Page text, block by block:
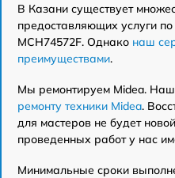
В Казани существует
предоставляющих услуги
MCH74572F. Однако наш
преимуществами.
Мы ремонтируем Midea.
ремонту техники Midea.
для мастеров не будет
проведенных работ у нас
Минимальные сроки